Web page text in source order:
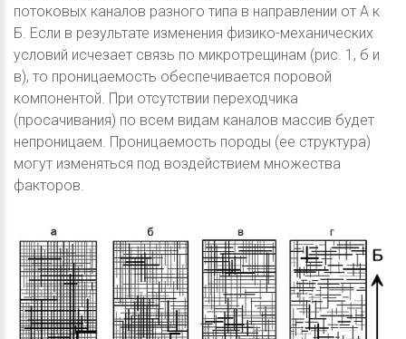
потоковых каналов разного типа в направлении от А к
Б. Если в результате изменения физико-механических
условий исчезает связь по микротрещинам (рис. 1, б и
в), то проницаемость обеспечивается поровой
компонентой. При отсутствии переходчика
(просачивания) по всем видам каналов массив будет
непроницаем. Проницаемость породы (ее структура)
могут изменяться под воздействием множества
факторов.